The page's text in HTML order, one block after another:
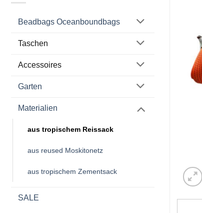
Beadbags Oceanboundbags
Taschen
Accessoires
Garten
Materialien
aus tropischem Reissack
aus reused Moskitonetz
aus tropischem Zementsack
SALE